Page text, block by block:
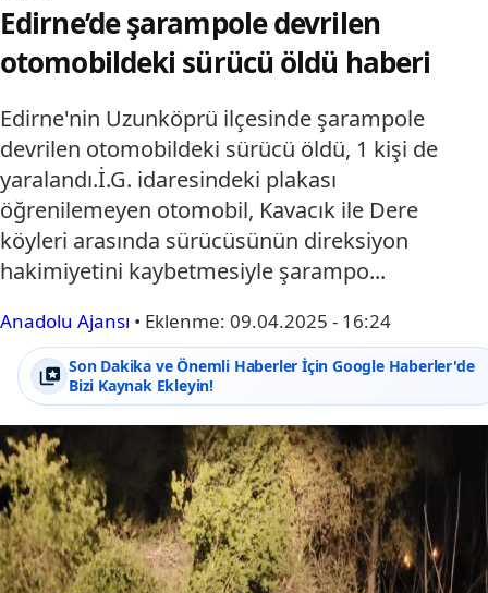
Edirne’de şarampole devrilen
otomobildeki sürücü öldü haberi
Edirne'nin Uzunköprü ilçesinde şarampole
devrilen otomobildeki sürücü öldü, 1 kişi de
yaralandı.İ.G. idaresindeki plakası
öğrenilemeyen otomobil, Kavacık ile Dere
köyleri arasında sürücüsünün direksiyon
hakimiyetini kaybetmesiyle şarampo...
Anadolu Ajansı • Eklenme: 09.04.2025 - 16:24
Son Dakika ve Önemli Haberler İçin Google Haberler'de
Bizi Kaynak Ekleyin!